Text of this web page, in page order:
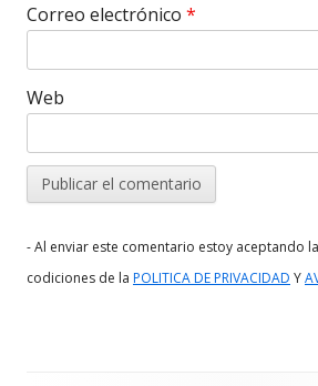
Correo electrónico *
Web
- Al enviar este comentario estoy aceptando
codiciones de la POLITICA DE PRIVACIDAD Y